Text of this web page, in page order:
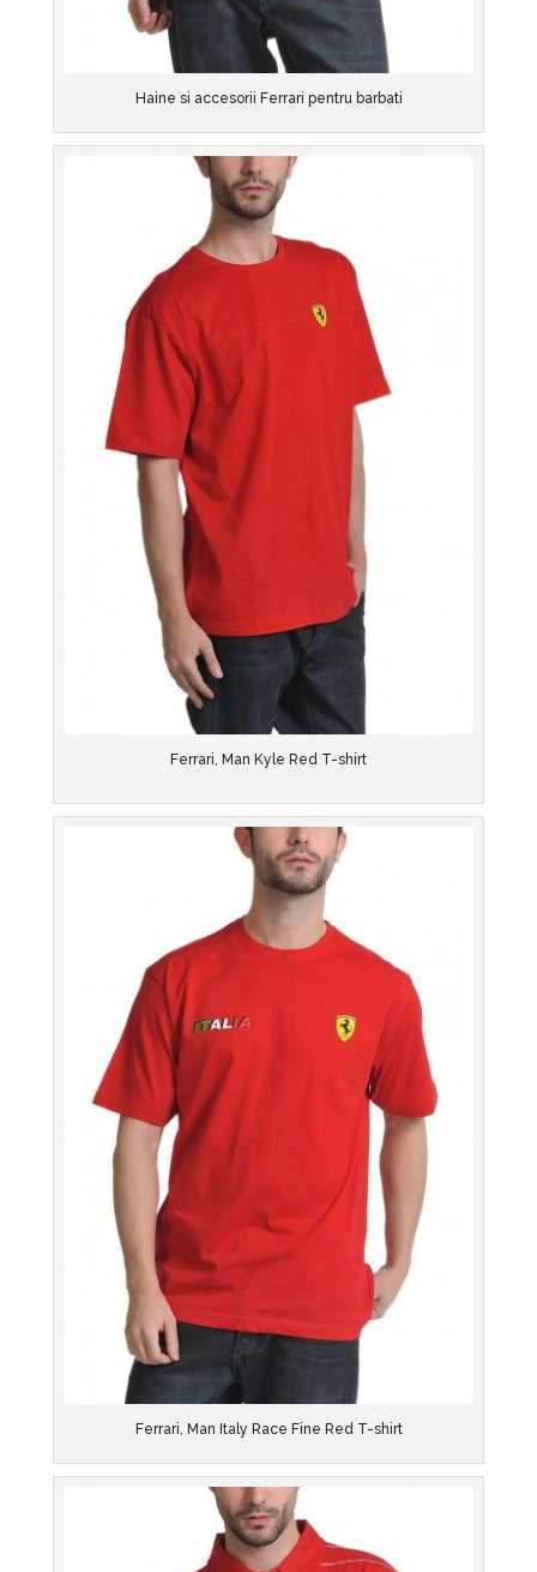
Haine si accesorii Ferrari pentru barbati
Ferrari, Man Kyle Red T-shirt
Ferrari, Man Italy Race Fine Red T-shirt